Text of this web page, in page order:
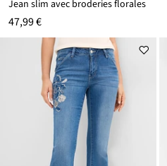
Jean slim avec broderies florales
47,99 €